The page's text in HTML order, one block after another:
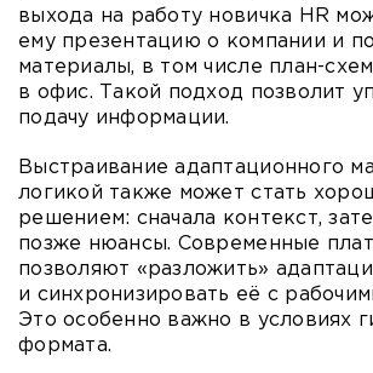
выхода на работу новичка HR
ему презентацию о компании и
материалы, в том числе план-
в офис. Такой подход позволит
подачу информации.
Выстраивание адаптационного
логикой также может стать
решением: сначала контекст,
позже нюансы. Современные
позволяют «разложить»
и синхронизировать её с
Это особенно важно в условиях
формата.